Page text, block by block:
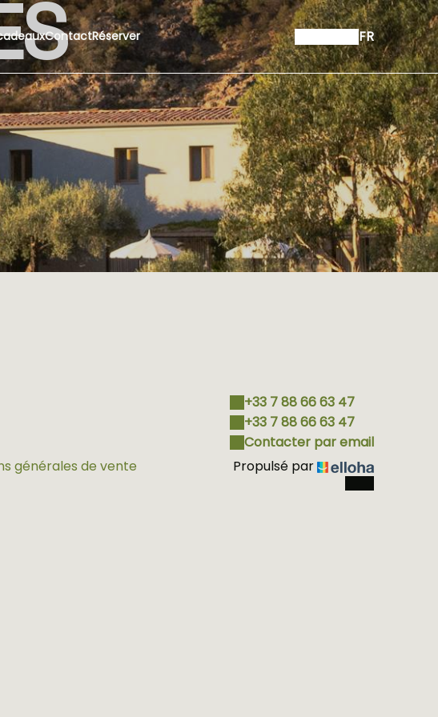
ContactRéserver FR
+33 7 88 66 63 47
+33 7 88 66 63 47
Contacter par email
générales de vente Propulsé par